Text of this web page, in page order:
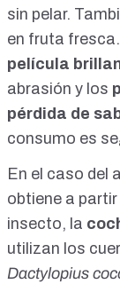
sin pelar.
en fruta
película
abrasión y los
pérdida de
consumo es
En el caso del
obtiene a
insecto, la
utilizan los
Dactylopius